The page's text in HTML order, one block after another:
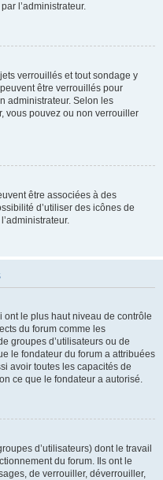
l’administrateur.
verrouillés et tout sondage y
être verrouillés pour
administrateur. Selon les
vous pouvez ou non verrouiller
être associées à des
d’utiliser des icônes de
ont le plus haut niveau de contrôle
du forum comme les
groupes d’utilisateurs ou de
le fondateur du forum a attribuées
avoir toutes les capacités de
ce que le fondateur a autorisé.
d’utilisateurs) dont le travail
du forum. Ils ont le
de verrouiller, déverrouiller,